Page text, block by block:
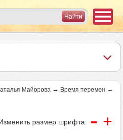
Майорова → Время перемен →
размер шрифта - +